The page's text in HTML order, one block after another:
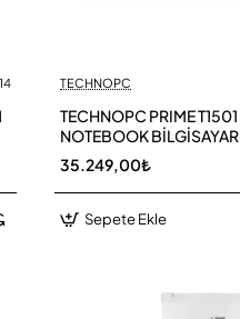
TECHNOPC
TECHNOPC PRIME
NOTEBOOK BİLGİSAYAR
35.249,00₺
Sepete Ekle